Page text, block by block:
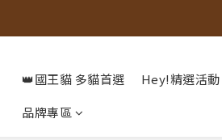
👑國王貓 多貓首選
Hey!精選活動
品牌專區